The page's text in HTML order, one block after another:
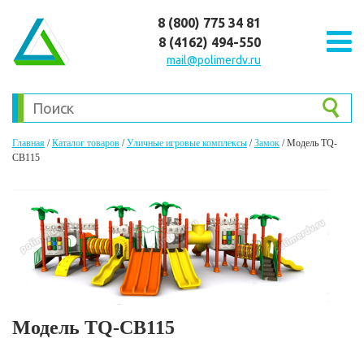
8 (800) 775 34 81
8 (4162) 494-550
mail@polimerdv.ru
Главная /Каталог товаров /Уличные игровые комплексы /Замок /Модель TQ-
CB115
Модель TQ-CB115